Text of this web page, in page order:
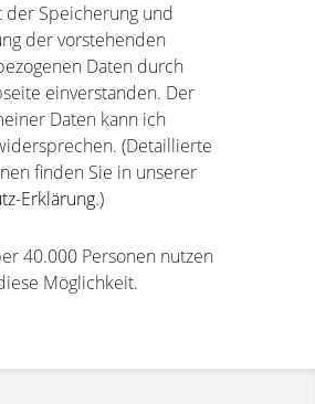
der Speicherung und
der vorstehenden
Daten durch
einverstanden. Der
Daten kann ich
(Detaillierte
finden Sie in unserer
Erklärung.)
40.000 Personen nutzen
Möglichkeit.